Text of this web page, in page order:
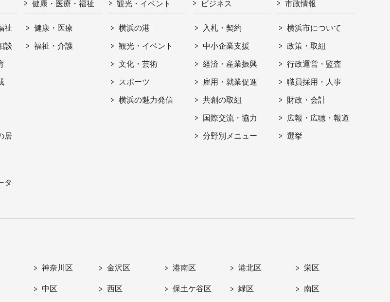
祉
談
居
タ
健康・医療・福祉
健康・医療
福祉・介護
観光・イベント
横浜の港
観光・イベント
文化・芸術
スポーツ
横浜の魅力発信
ビジネス
入札・契約
中小企業支援
経済・産業振興
雇用・就業促進
共創の取組
国際交流・協力
分野別メニュー
市政情報
横浜市について
政策・取組
行政運営・監査
職員採用・人事
財政・会計
広報・広聴・報道
選挙
神奈川区 金沢区 港南区 港北区 栄区
中区 西区 保土ケ谷区 緑区 南区